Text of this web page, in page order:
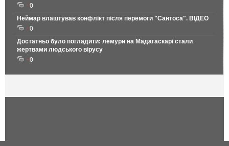
0
Неймар влаштував конфлікт після перемоги "Сантоса". ВІДЕО
0
Достатньо було погладити: лемури на Мадагаскарі стали
жертвами людського вірусу
0